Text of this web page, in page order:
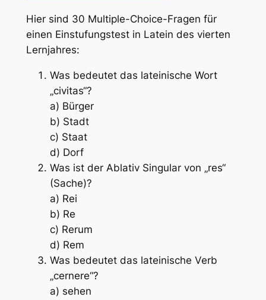
Hier sind 30 Multiple-Choice-Fragen für
einen Einstufungstest in Latein des vierten
Lernjahres:
Was bedeutet das lateinische Wort
„civitas“?
a) Bürger
b) Stadt
c) Staat
d) Dorf
Was ist der Ablativ Singular von „res“
(Sache)?
a) Rei
b) Re
c) Rerum
d) Rem
Was bedeutet das lateinische Verb
„cernere“?
a) sehen